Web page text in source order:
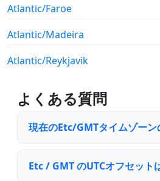
Atlantic/Faroe
Atlantic/Madeira
Atlantic/Reykjavik
よくある質問
現在のEtc/GMTタイムゾーン
Etc / GMT のUTCオフセット